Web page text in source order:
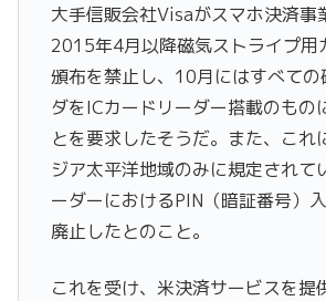
大手信販会社Visaがスマホ決済事
2015年4月以降磁気ストライプ用
頒布を禁止し、10月にはすべての
ダをICカードリーダー搭載のもの
とを要求したそうだ。また、これ
ジア太平洋地域のみに規定されて
ーダーにおけるPIN（暗証番号）
廃止したとのこと。
これを受け、米決済サービスを提